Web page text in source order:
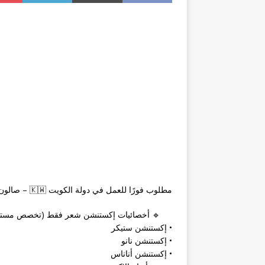
مطلوب فورًا للعمل في دولة الكويت 🇰🇼 – صالون نسائي
🔹 أخصائيات إكستنشن شعر فقط (تخصص
• إكستنشن ستيكر
• إكستنشن نانو
• إكستنشن أناناس